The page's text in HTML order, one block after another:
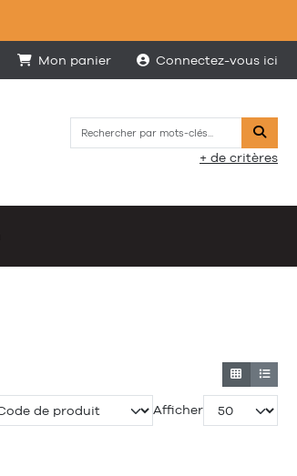
Mon panier Connectez-vous ici
+ de critères
Afficher